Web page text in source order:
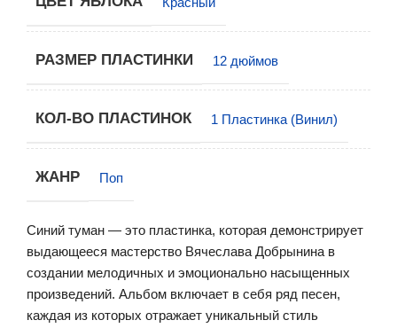
РАЗМЕР ПЛАСТИНКИ 12 дюймов
КОЛ-ВО ПЛАСТИНОК 1 Пластинка (Винил)
ЖАНР Поп
Синий туман — это пластинка, которая демонстрирует
выдающееся мастерство Вячеслава Добрынина в
создании мелодичных и эмоционально насыщенных
произведений. Альбом включает в себя ряд песен,
каждая из которых отражает уникальный стиль